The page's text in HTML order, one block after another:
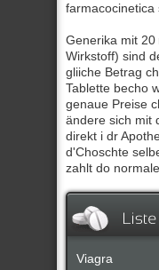
farmacocinetica
Generika mit 20
Wirkstoff) sind
gliiche Betrag
Tablette becho
genaue Preise
ändere sich mit
direkt i dr
d'Choschte
zahlt do
Viagra